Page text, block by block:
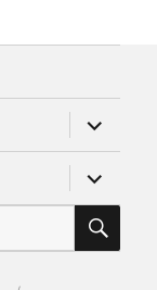
anzeigen
anzeigen